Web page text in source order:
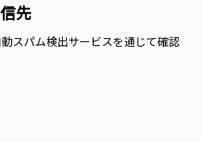
先
スパム検出サービスを通じて確認